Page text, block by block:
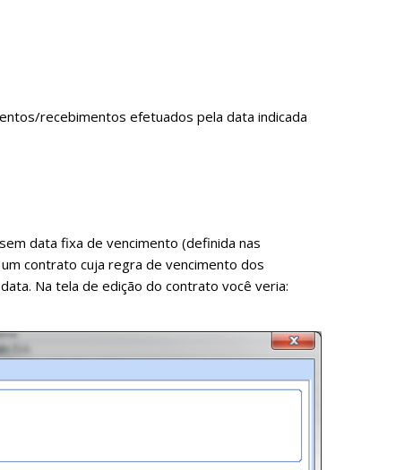
recebimentos efetuados pela data indicada
data fixa de vencimento (definida nas
contrato cuja regra de vencimento dos
Na tela de edição do contrato você veria: